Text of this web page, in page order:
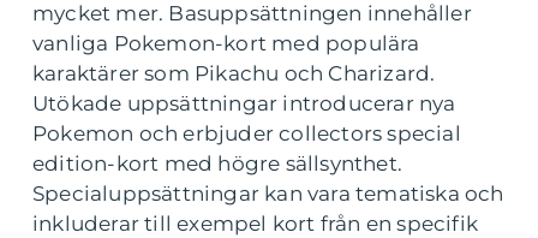
mycket mer. Basuppsättningen innehåller
vanliga Pokemon-kort med populära
karaktärer som Pikachu och Charizard.
Utökade uppsättningar introducerar nya
Pokemon och erbjuder collectors special
edition-kort med högre sällsynthet.
Specialuppsättningar kan vara tematiska och
inkluderar till exempel kort från en specifik